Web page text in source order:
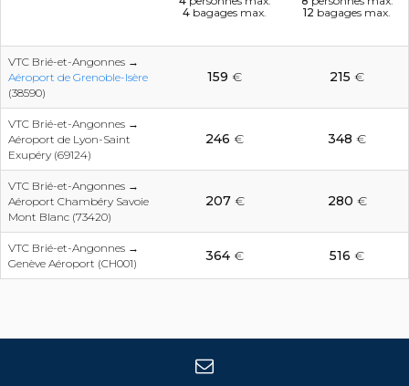
4 bagages max.
12 bagages max.
VTC Brié-et-Angonnes →
Aéroport de Grenoble-Isère
(38590)
159 € 215 €
VTC Brié-et-Angonnes →
Aéroport de Lyon-Saint
Exupéry (69124)
246 € 348 €
VTC Brié-et-Angonnes →
Aéroport Chambéry Savoie
Mont Blanc (73420)
207€ 280 €
VTC Brié-et-Angonnes →
Genève Aéroport (CH001)
364 € 516 €